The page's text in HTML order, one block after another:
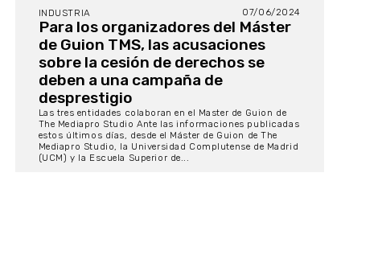
INDUSTRIA 07/06/2024
Para los organizadores del Máster
de Guion TMS, las acusaciones
sobre la cesión de derechos se
deben a una campaña de
desprestigio
Las tres entidades colaboran en el Master de Guion de
The Mediapro Studio Ante las informaciones publicadas
estos últimos días, desde el Máster de Guion de The
Mediapro Studio, la Universidad Complutense de Madrid
(UCM) y la Escuela Superior de...